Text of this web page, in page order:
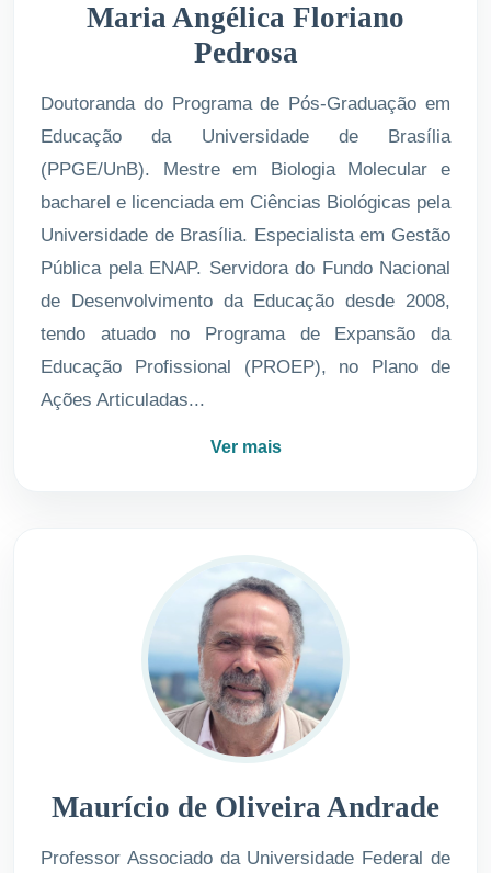
Maria Angélica Floriano
Pedrosa
Doutoranda do Programa de Pós-Graduação em
Educação da Universidade de Brasília
(PPGE/UnB). Mestre em Biologia Molecular e
bacharel e licenciada em Ciências Biológicas pela
Universidade de Brasília. Especialista em Gestão
Pública pela ENAP. Servidora do Fundo Nacional
de Desenvolvimento da Educação desde 2008,
tendo atuado no Programa de Expansão da
Educação Profissional (PROEP), no Plano de
Ações Articuladas...
Ver mais
Maurício de Oliveira Andrade
Professor Associado da Universidade Federal de